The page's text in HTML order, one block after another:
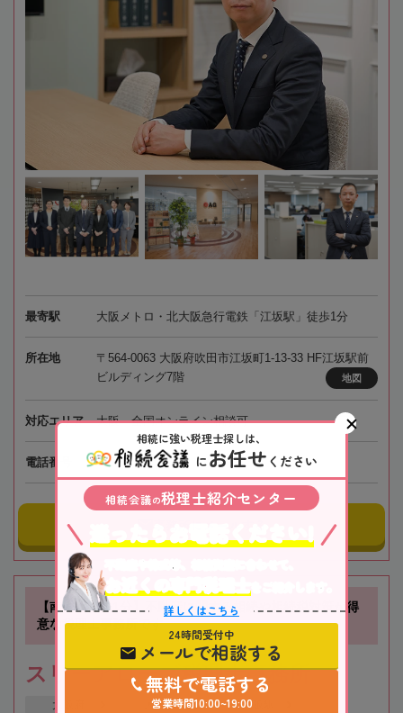
最寄駅 大阪メトロ・北大阪急行電鉄「江坂駅」徒歩1分
所在地
〒564-0063 大阪府吹田市江坂町1-13-33 HF江坂駅前
ビルディング7階
地図
対応エリア 大阪、全国オンライン相談可
電話番号 050-5447-4695
【南方駅徒歩1分】不動産に関する相続や相続税対策が得
意な税理士事務所です
スリーアローズ税理士事務所
大阪府 大阪市 新大阪駅
相続に強い税理士探しは、
にお任せ ください
相続会議の税理士紹介センター
不動産や株式等、相続資産に合わせて、
お近くの専門税理士
をご紹介します。
詳しくはこちら
24時間受付中
メールで相談する
無料で電話する
営業時間10:00~19:00